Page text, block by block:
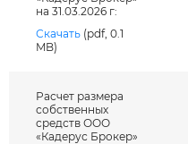
на 31.03.2026 г:
Скачать (pdf, 0.1
MB)
Расчет размера
собственных
средств ООО
«Кадерус Брокер»